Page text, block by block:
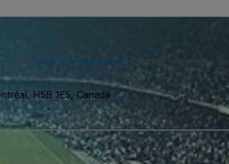
política de privacidad . Es posible que recibas
de baja en cualquier momento.
H5B 1E5, Canadá